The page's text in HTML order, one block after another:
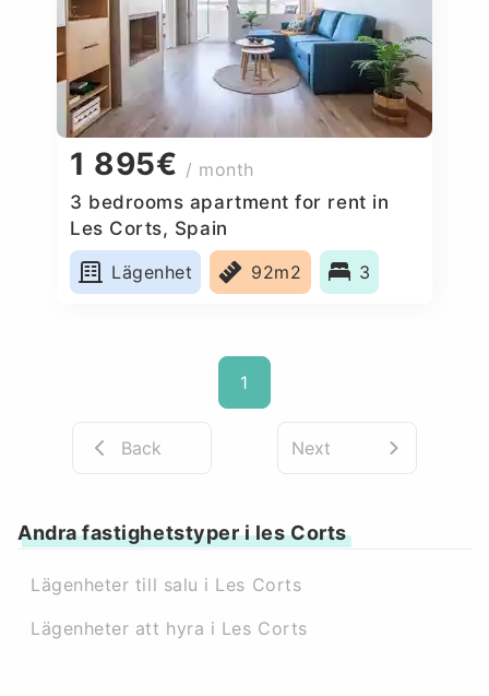
1 895€ / month
3 bedrooms apartment for rent in
Les Corts, Spain
Lägenhet
92m2 3
1
Back Next
Andra fastighetstyper i les Corts
Lägenheter till salu i Les Corts
Lägenheter att hyra i Les Corts